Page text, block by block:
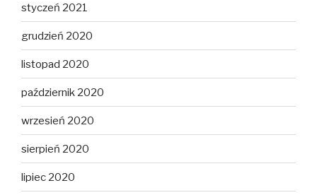
styczeń 2021
grudzień 2020
listopad 2020
październik 2020
wrzesień 2020
sierpień 2020
lipiec 2020